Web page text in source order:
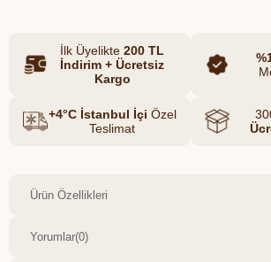
vererek dayanışma içerisinde bu zor
günleri birlikte aşacağımıza olan inancımız
tam! Öne Çıkan Ürün Özellikleri: Adet: 1
Adet Menşei: Yerli Üretim/ Türkiye
İlk Üyelikte 200 TL
İndirim + Ücretsiz
Kargo
+4°C İstanbul İçi Özel
Teslimat
Ürün Özellikleri
Yorumlar(0)